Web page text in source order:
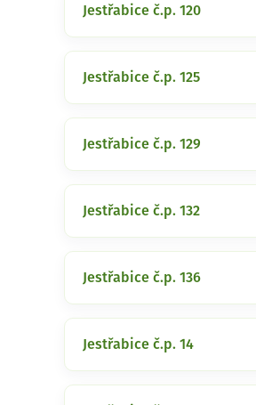
Jestřabice č.p. 120
Jestřabice č.p. 125
Jestřabice č.p. 129
Jestřabice č.p. 132
Jestřabice č.p. 136
Jestřabice č.p. 14